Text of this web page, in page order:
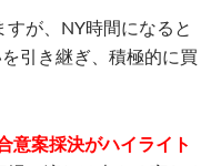
が、NY時間になると
引き継ぎ、積極的に買
意案採決がハイライト